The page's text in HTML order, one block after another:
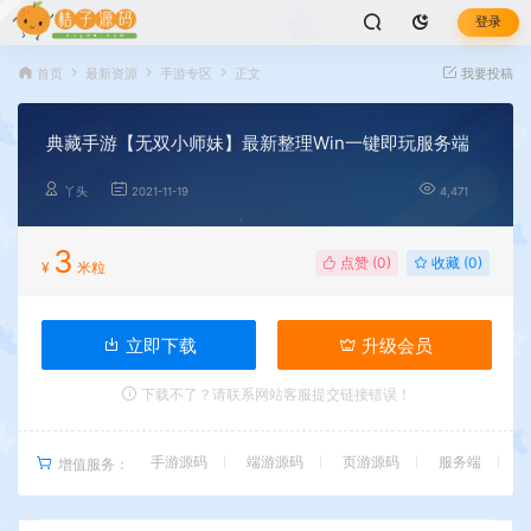
登录
首页 最新资源 手游专区 正文 我要投稿
典藏手游【无双小师妹】最新整理Win一键即玩服务端
丫头 2021-11-19 4,471
¥ 3 米粒 点赞 (0) 收藏 (0)
立即下载 升级会员
下载不了？请联系网站客服提交链接错误！
增值服务： 手游源码 端游源码 页游源码 服务端